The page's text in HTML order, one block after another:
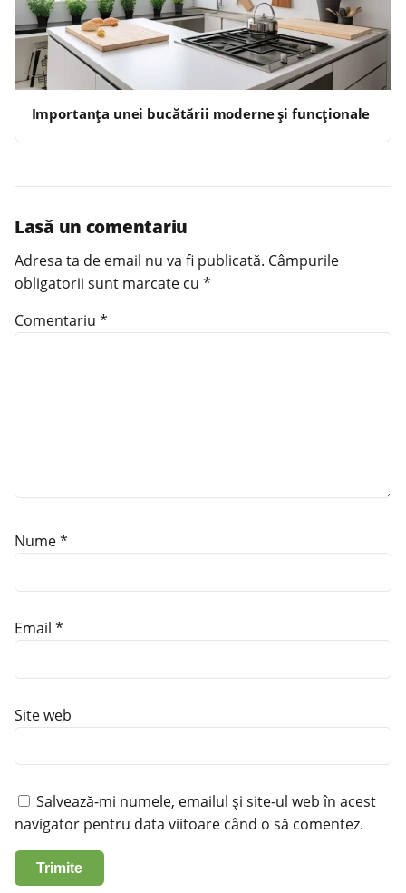
Importanța unei bucătării moderne și funcționale
Lasă un comentariu
Adresa ta de email nu va fi publicată. Câmpurile
obligatorii sunt marcate cu *
Comentariu *
Nume*
Email *
Site web
Salvează-mi numele, emailul și site-ul web în acest
navigator pentru data viitoare când o să comentez.